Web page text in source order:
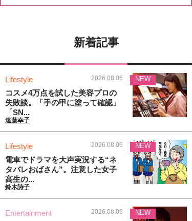
新着記事
Lifestyle 2026.08.06
コスメ4万点を試した美容プロの
失敗談。「手の甲に塗って確認」
「SN...
遠藤幸子
NEW
Lifestyle 2026.08.06
電車でドラマを大声実況する“ネ
タバレおばさん”。注意した女子
高生の...
鈴木詩子
NEW
Entertainment 2026.08.06 NEW